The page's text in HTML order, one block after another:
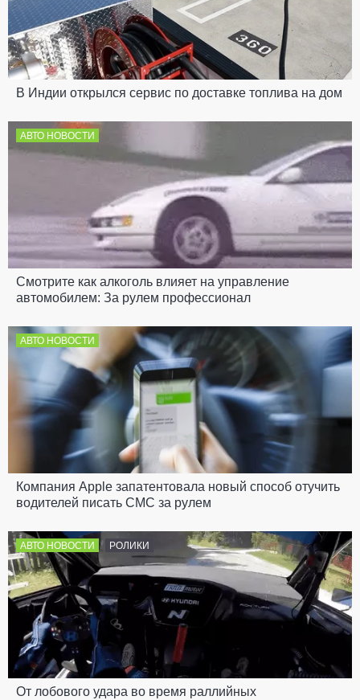
В Индии открылся сервис по доставке топлива на дом
АВТО НОВОСТИ
Смотрите как алкоголь влияет на управление
автомобилем: За рулем профессионал
АВТО НОВОСТИ
Компания Apple запатентовала новый способ отучить
водителей писать СМС за рулем
АВТО НОВОСТИ РОЛИКИ
От лобового удара во время раллийных